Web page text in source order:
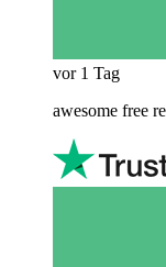
vor 1 Tag
awesome free